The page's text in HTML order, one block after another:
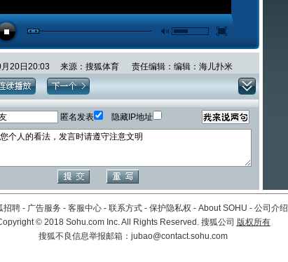
月20日20:03 来源：搜狐体育 责任编辑：编辑：海儿扑米
匿名发表 隐藏IP地址
招聘 - 广告服务 - 客服中心 - 联系方式 - 保护隐私权 - About SOHU - 公司介绍
©2018 Sohu.com Inc. All Rights Reserved. 搜狐公司 版权所有
搜狐不良信息举报邮箱： jubao@contact.sohu.com